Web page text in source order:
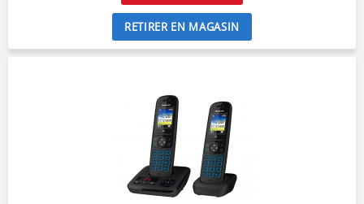
RETIRER EN MAGASIN